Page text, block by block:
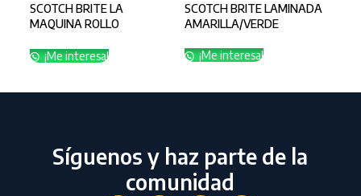
SCOTCH BRITE LA
MAQUINA ROLLO
¡Me interesa!
SCOTCH BRITE LAMINADA
AMARILLA/VERDE
¡Me interesa!
Síguenos y haz parte de la
comunidad